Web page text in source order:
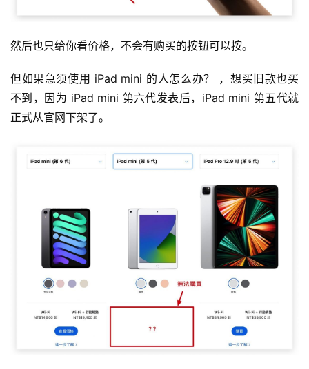
然后也只给你看价格，不会有购买的按钮可以按。
但如果急须使用 iPad mini 的人怎么办？ ，想买旧款也买
不到，因为 iPad mini 第六代发表后，iPad mini 第五代就
正式从官网下架了。